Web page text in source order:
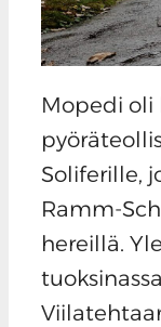
Mopedi oli
Soliferille,
Ramm-
hereillä.